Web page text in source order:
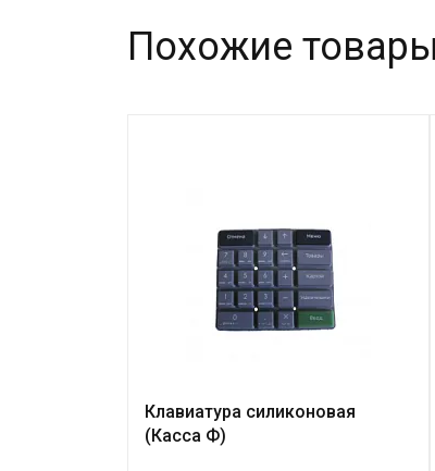
Похожие товары
Клавиатура силиконовая
(Касса Ф)